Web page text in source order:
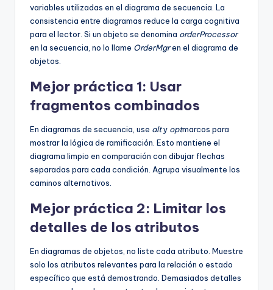
variables utilizadas en el diagrama de secuencia. La
consistencia entre diagramas reduce la carga cognitiva
para el lector. Si un objeto se denomina orderProcessor
en la secuencia, no lo llame OrderMgren el diagrama de
objetos.
Mejor práctica 1: Usar
fragmentos combinados
En diagramas de secuencia, use alty optmarcos para
mostrar la lógica de ramificación. Esto mantiene el
diagrama limpio en comparación con dibujar flechas
separadas para cada condición. Agrupa visualmente los
caminos alternativos.
Mejor práctica 2: Limitar los
detalles de los atributos
En diagramas de objetos, no liste cada atributo. Muestre
solo los atributos relevantes para la relación o estado
específico que está demostrando. Demasiados detalles